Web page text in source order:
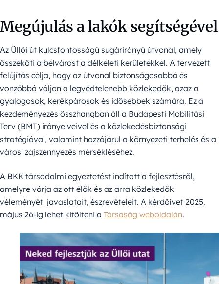
Megújulás a lakók segítségével
Az Üllői út kulcsfontosságú sugárirányú útvonal, amely
összeköti a belvárost a délkeleti kerületekkel. A tervezett
felújítás célja, hogy az útvonal biztonságosabbá és
vonzóbbá váljon a legvédtelenebb közlekedők, azaz a
gyalogosok, kerékpárosok és idősebbek számára. Ez a
kezdeményezés összhangban áll a Budapesti Mobilitási
Terv (BMT) irányelveivel és a közlekedésbiztonsági
stratégiával, valamint hozzájárul a környezeti terhelés és a
városi zajszennyezés mérsékléséhez.
A BKK társadalmi egyeztetést indított a fejlesztésről,
amelyre várja az ott élők és az arra közlekedők
véleményét, javaslatait, észrevételeit. A kérdőívet 2025.
május 26-ig lehet kitölteni a Társaság weboldalán.